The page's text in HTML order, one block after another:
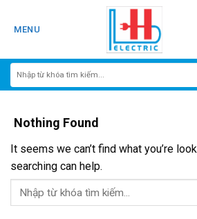
MENU
Nothing Found
It seems we can’t find what you’re
searching can help.